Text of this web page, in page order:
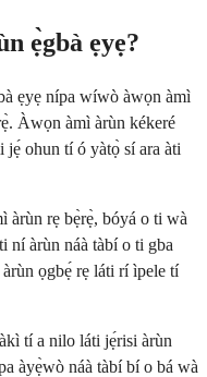
ẹ̀gbà ẹyẹ?
ẹyẹ nípa wíwò àwọn àmì
Àwọn àmì àrùn kékeré
ohun tí ó yàtọ̀ sí ara àti
àrùn rẹ bẹ̀rẹ̀, bóyá o ti wà
ní àrùn náà tàbí o ti gba
ọgbẹ́ rẹ láti rí ìpele tí
tí a nilo láti jẹ́risi àrùn
àyẹ̀wò náà tàbí bí o bá wà